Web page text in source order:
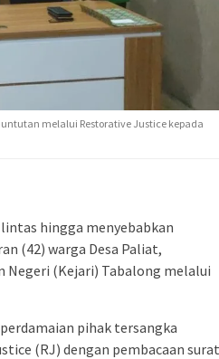
melalui Restorative Justice kepada
hingga menyebabkan
(42) warga Desa Paliat,
Negeri (Kejari) Tabalong melalui
pihak tersangka
(RJ) dengan pembacaan surat